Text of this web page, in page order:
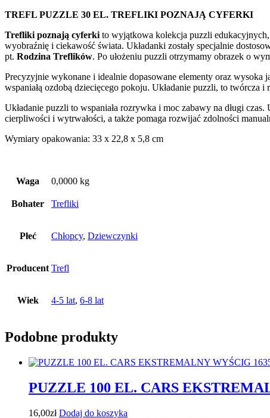
TREFL PUZZLE 30 EL. TREFLIKI POZNAJĄ CYFERKI
Trefliki poznają cyferki to wyjątkowa kolekcja puzzli
wyobraźnię i ciekawość świata. Układanki zostały specjalnie
pt. Rodzina Treflików. Po ułożeniu puzzli otrzymamy obrazek o
Precyzyjnie wykonane i idealnie dopasowane elementy oraz wysoka
wspaniałą ozdobą dziecięcego pokoju. Układanie puzzli, to twórcza
Układanie puzzli to wspaniała rozrywka i moc zabawy na długi
cierpliwości i wytrwałości, a także pomaga rozwijać zdolności
Wymiary opakowania: 33 x 22,8 x 5,8 cm
Waga 0,0000 kg
Bohater Trefliki
Płeć Chłopcy, Dziewczynki
Producent Trefl
Wiek 4-5 lat, 6-8 lat
Podobne produkty
PUZZLE 100 EL. CARS
16,00zł Dodaj do koszyka